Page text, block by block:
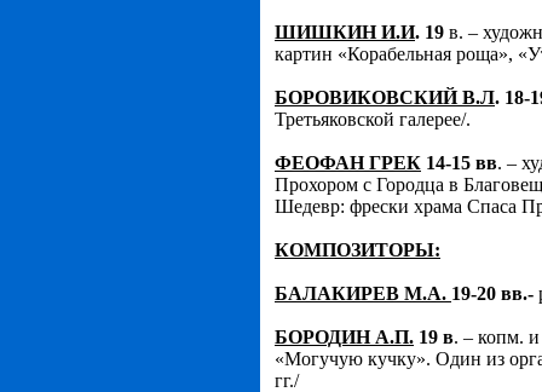
ШИШКИН И.И. 19 в. –
картин «Корабельная роща»,
БОРОВИКОВСКИЙ В.Л. 18-
Третьяковской галерее/.
ФЕОФАН ГРЕК 14-15 вв. –
Прохором с Городца в
Шедевр: фрески храма Спаса
КОМПОЗИТОРЫ:
БАЛАКИРЕВ М.А. 19-20 вв.-
БОРОДИН А.П. 19 в. – копм.
«Могучую кучку». Один из
гг./